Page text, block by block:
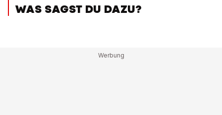
WAS SAGST DU DAZU?